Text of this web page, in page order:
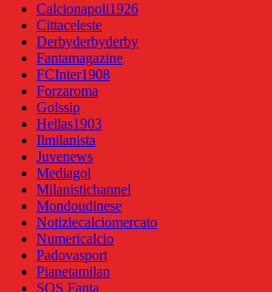
Calcionapoli1926
Cittaceleste
Derbyderbyderby
Fantamagazine
FCInter1908
Forzaroma
Golssip
Hellas1903
Ilmilanista
Juvenews
Mediagol
Milanistichannel
Mondoudinese
Notiziecalciomercato
Numericalcio
Padovasport
Pianetamilan
SOS Fanta